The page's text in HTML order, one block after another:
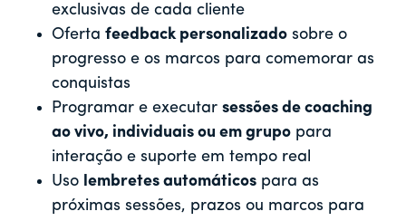
exclusivas de cada cliente
Ofertafeedback personalizado sobre o
progresso e os marcos para comemorar as
conquistas
Programar e executarsessões de coaching
ao vivo, individuais ou em grupo para
interação e suporte em tempo real
Uso lembretes automáticos para as
próximas sessões, prazos ou marcos para